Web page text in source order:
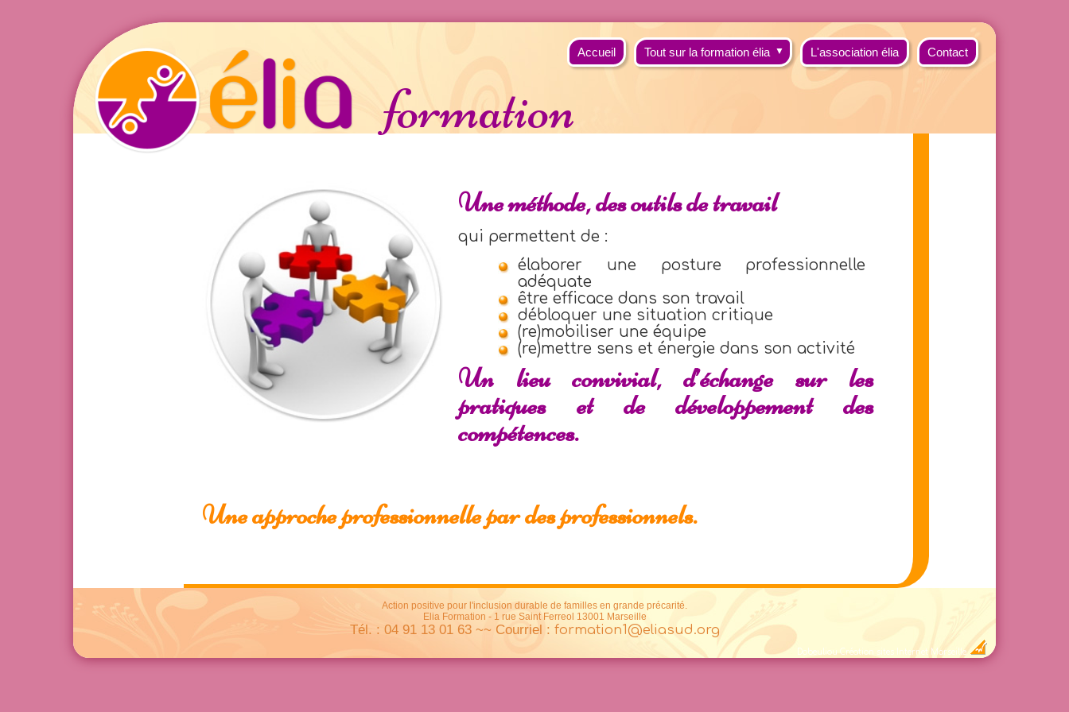
formation
Accueil Tout sur la formation élia ▼ L'association élia Contact
Une méthode, des outils de travail
qui permettent de :
élaborer une posture professionnelle
adéquate
être efficace dans son travail
débloquer une situation critique
(re)mobiliser une équipe
(re)mettre sens et énergie dans son activité
Un lieu convivial, d’échange sur les
pratiques et de développement des
compétences.
Une approche professionnelle par des professionnels.
Action positive pour l'inclusion durable de familles en grande précarité.
Elia Formation - 1 rue Saint Ferreol 13001 Marseille
Tél. : 04 91 13 01 63 ~~ Courriel : formation1@eliasud.org
Dobeuliou Création sites Internet Marseille